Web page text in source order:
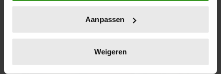
scannen op specifieke eigenschappen (fingerprinting)
verwerkt en stel uw voorkeuren in het
Aanpassen
Weigeren